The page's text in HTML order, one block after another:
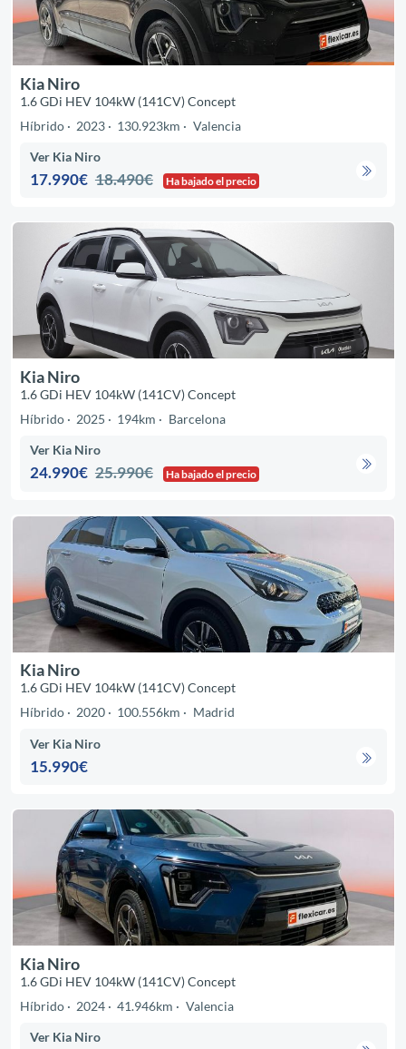
Kia Niro
1.6 GDi HEV 104kW (141CV) Concept
Híbrido
2023 130.923km Valencia
Ver Kia Niro
17.990€ 18.490€ Ha bajado el precio
Kia Niro
1.6 GDi HEV 104kW (141CV) Concept
Híbrido
2025 194km Barcelona
Ver Kia Niro
24.990€ 25.990€ Ha bajado el precio
Kia Niro
1.6 GDi HEV 104kW (141CV) Concept
Híbrido
2020 100.556km Madrid
Ver Kia Niro
15.990€
Kia Niro
1.6 GDi HEV 104kW (141CV) Concept
Híbrido
2024 41.946km Valencia
Ver Kia Niro